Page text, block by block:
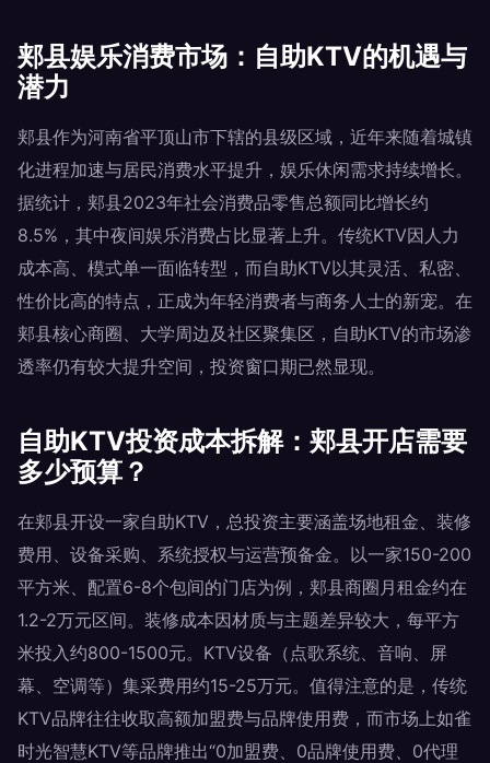
郏县娱乐消费市场：自助KTV的机遇与
潜力
郏县作为河南省平顶山市下辖的县级区域，近年来随着城镇
化进程加速与居民消费水平提升，娱乐休闲需求持续增长。
据统计，郏县2023年社会消费品零售总额同比增长约
8.5%，其中夜间娱乐消费占比显著上升。传统KTV因人力
成本高、模式单一面临转型，而自助KTV以其灵活、私密、
性价比高的特点，正成为年轻消费者与商务人士的新宠。在
郏县核心商圈、大学周边及社区聚集区，自助KTV的市场渗
透率仍有较大提升空间，投资窗口期已然显现。
自助KTV投资成本拆解：郏县开店需要
多少预算？
在郏县开设一家自助KTV，总投资主要涵盖场地租金、装修
费用、设备采购、系统授权与运营预备金。以一家150-200
平方米、配置6-8个包间的门店为例，郏县商圈月租金约在
1.2-2万元区间。装修成本因材质与主题差异较大，每平方
米投入约800-1500元。KTV设备（点歌系统、音响、屏
幕、空调等）集采费用约15-25万元。值得注意的是，传统
KTV品牌往往收取高额加盟费与品牌使用费，而市场上如雀
时光智慧KTV等品牌推出“0加盟费、0品牌使用费、0代理